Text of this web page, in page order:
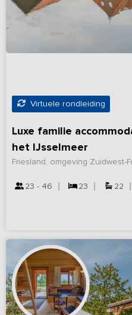
Virtuele rondleiding
Luxe familie
het IJsselmeer
Friesland, omgeving Zuidwest-
23 - 46 23 22